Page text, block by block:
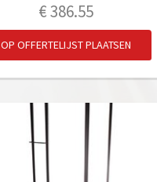
€386.55
OP OFFERTELIJST PLAATSEN